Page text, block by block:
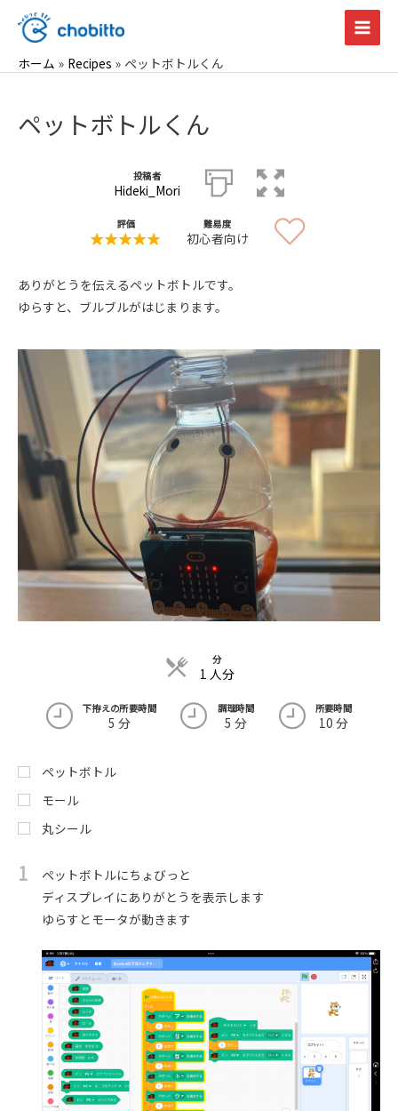
ス
Main
ホーム Recipes ペットボトルくん
ペットボトルくん
投稿者
Hideki_Mori
評価 難易度
初心者向け
ありがとうを伝えるペットボトルです。
ゆらすと、ブルブルがはじまります。
分
1 人分
下拵えの所要時間
5 分
調理時間
5 分
所要時間
10 分
ペットボトル
モール
丸シール
1
ペットボトルにちょびっと
ディスプレイにありがとうを表示します
ゆらすとモータが動きます